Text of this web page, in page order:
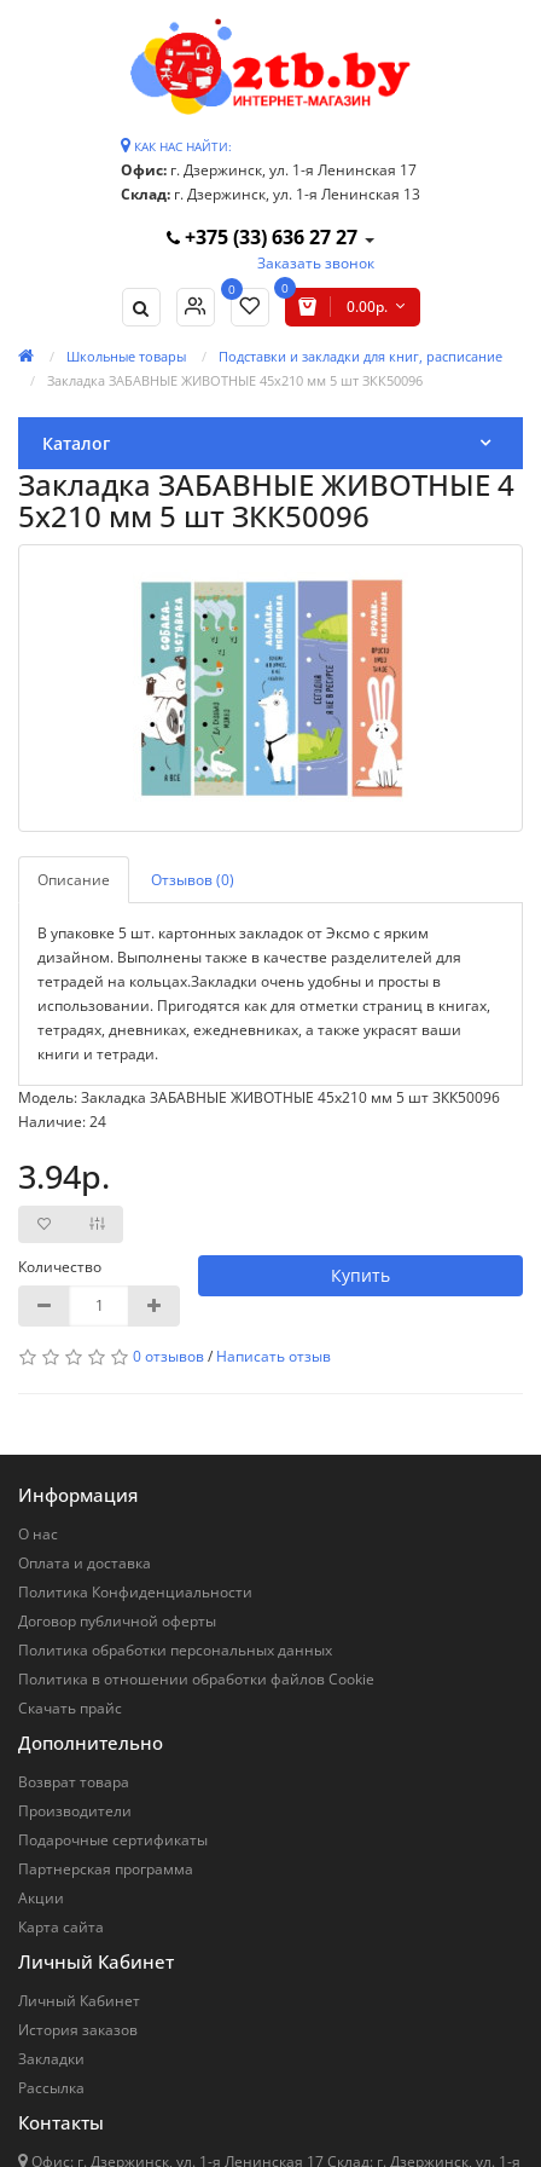
КАК НАС НАЙТИ:
Офис: г. Дзержинск, ул. 1-я Ленинская 17
Склад: г. Дзержинск, ул. 1-я Ленинская 13
+375 (33) 636 27 27
Заказать звонок
0 0
0.00р.
Школьные товары
Подставки и закладки для книг, расписание
Закладка ЗАБАВНЫЕ ЖИВОТНЫЕ 45х210 мм 5 шт ЗКК50096
Каталог
Закладка ЗАБАВНЫЕ ЖИВОТНЫЕ 4
5х210 мм 5 шт ЗКК50096
Описание Отзывов (0)
В упаковке 5 шт. картонных закладок от Эксмо с ярким
дизайном. Выполнены также в качестве разделителей для
тетрадей на кольцах.Закладки очень удобны и просты в
использовании. Пригодятся как для отметки страниц в книгах,
тетрадях, дневниках, ежедневниках, а также украсят ваши
книги и тетради.
Модель: Закладка ЗАБАВНЫЕ ЖИВОТНЫЕ 45х210 мм 5 шт ЗКК50096
Наличие: 24
3.94р.
Количество Купить
0 отзывов/ Написать отзыв
Информация
О нас
Оплата и доставка
Политика Конфиденциальности
Договор публичной оферты
Политика обработки персональных данных
Политика в отношении обработки файлов Cookie
Скачать прайс
Дополнительно
Возврат товара
Производители
Подарочные сертификаты
Партнерская программа
Акции
Карта сайта
Личный Кабинет
Личный Кабинет
История заказов
Закладки
Рассылка
Контакты
Офис: г. Дзержинск, ул. 1-я Ленинская 17 Cклад: г. Дзержинск, ул. 1-я